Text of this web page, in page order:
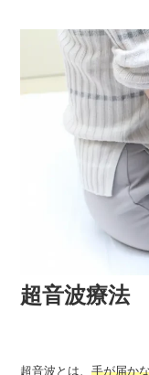
超音波療法
超音波とは、手が届か